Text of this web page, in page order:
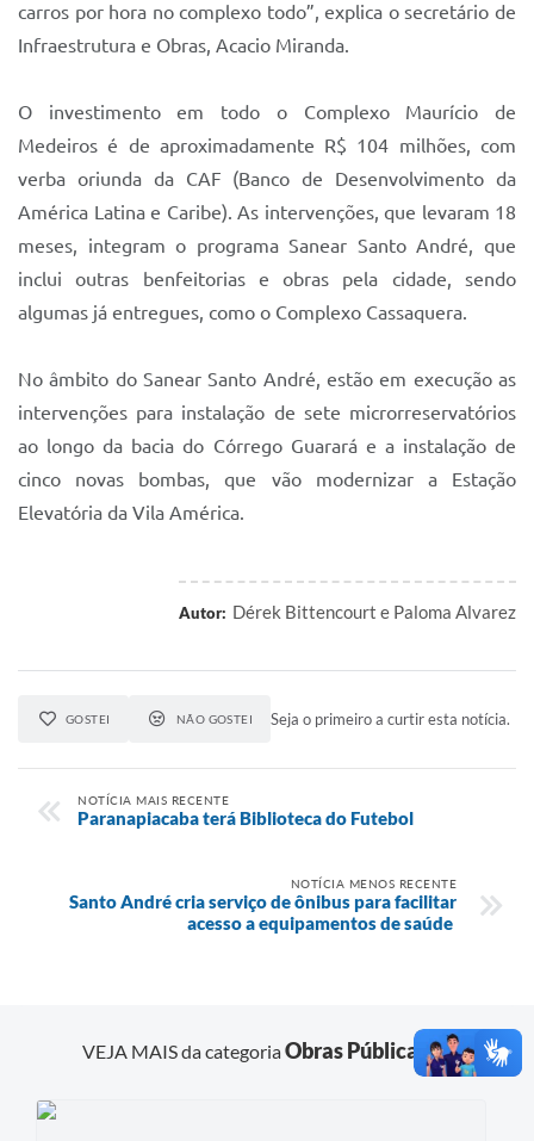
carros por hora no complexo todo”, explica o secretário de
Infraestrutura e Obras, Acacio Miranda.
O investimento em todo o Complexo Maurício de
Medeiros é de aproximadamente R$ 104 milhões, com
verba oriunda da CAF (Banco de Desenvolvimento da
América Latina e Caribe). As intervenções, que levaram 18
meses, integram o programa Sanear Santo André, que
inclui outras benfeitorias e obras pela cidade, sendo
algumas já entregues, como o Complexo Cassaquera.
No âmbito do Sanear Santo André, estão em execução as
intervenções para instalação de sete microrreservatórios
ao longo da bacia do Córrego Guarará e a instalação de
cinco novas bombas, que vão modernizar a Estação
Elevatória da Vila América.
Autor: Dérek Bittencourt e Paloma Alvarez
GOSTEI NÃO GOSTEI Seja o primeiro a curtir esta notícia.
NOTÍCIA MAIS RECENTE
Paranapiacaba terá Biblioteca do Futebol
NOTÍCIA MENOS RECENTE
Santo André cria serviço de ônibus para facilitar
acesso a equipamentos de saúde
VEJA MAIS da categoriaObras Públicas